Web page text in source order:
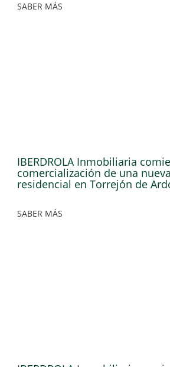
SABER MÁS
IBERDROLA Inmobiliaria
comercialización de una
residencial en Torrejón de
SABER MÁS